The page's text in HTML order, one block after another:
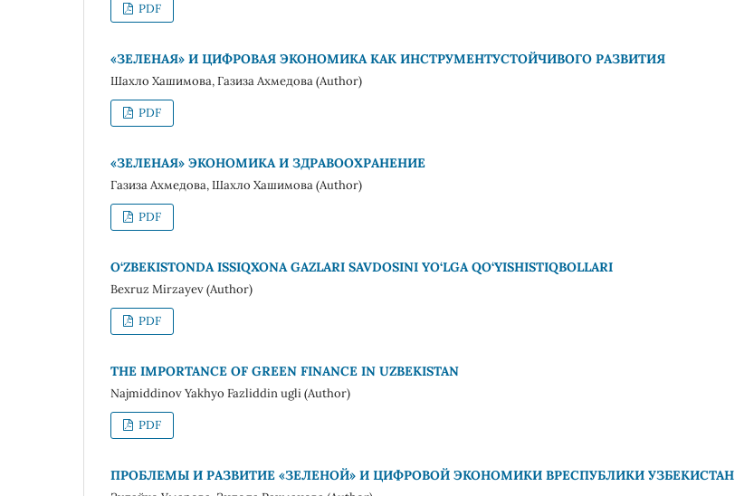
PDF
«ЗЕЛЕНАЯ» И ЦИФРОВАЯ ЭКОНОМИКА КАК ИНСТРУМЕНТУСТОЙЧИВОГО РАЗВИТИЯ
Шахло Хашимова, Газиза Ахмедова (Author)
PDF
«ЗЕЛЕНАЯ» ЭКОНОМИКА И ЗДРАВООХРАНЕНИЕ
Газиза Ахмедова, Шахло Хашимова (Author)
PDF
O‘ZBEKISTONDA ISSIQXONA GAZLARI SAVDOSINI YO‘LGA QO‘YISHISTIQBOLLARI
Bexruz Mirzayev (Author)
PDF
THE IMPORTANCE OF GREEN FINANCE IN UZBEKISTAN
Najmiddinov Yakhyo Fazliddin ugli (Author)
PDF
ПРОБЛЕМЫ И РАЗВИТИЕ «ЗЕЛЕНОЙ» И ЦИФРОВОЙ ЭКОНОМИКИ ВРЕСПУБЛИКИ УЗБЕКИСТАН